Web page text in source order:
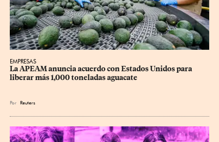
EMPRESAS
La APEAM anuncia acuerdo con Estados Unidos para
liberar más 1,000 toneladas aguacate
Por Reuters